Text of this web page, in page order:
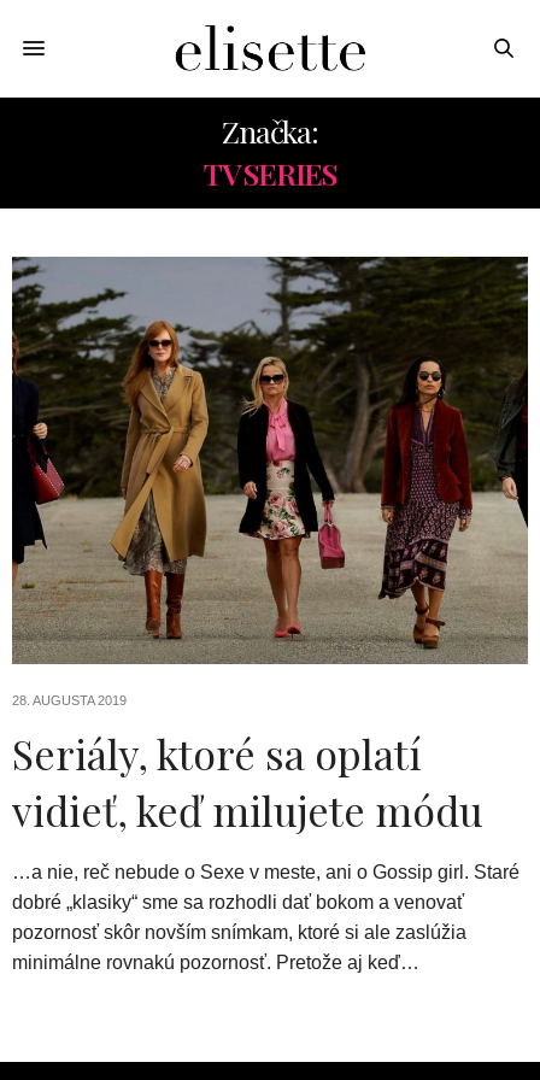
Značka:
TV SERIES
28. AUGUSTA 2019
Seriály, ktoré sa oplatí
vidieť, keď milujete módu
…a nie, reč nebude o Sexe v meste, ani o Gossip girl. Staré
dobré „klasiky“ sme sa rozhodli dať bokom a venovať
pozornosť skôr novším snímkam, ktoré si ale zaslúžia
minimálne rovnakú pozornosť. Pretože aj keď…